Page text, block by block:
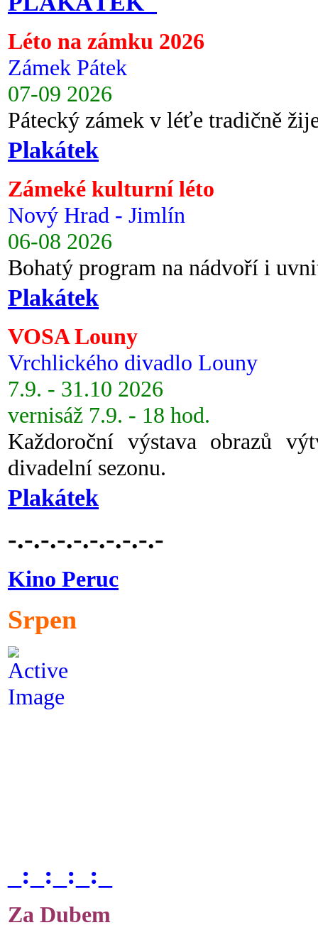
Léto na zámku 2026
Zámek Pátek
07-09 2026
Pátecký zámek v léťe tradičně
Plakátek
Zámeké kulturní léto
Nový Hrad - Jimlín
06-08 2026
Bohatý program na nádvoří i
Plakátek
VOSA Louny
Vrchlického divadlo Louny
7.9. - 31.10 2026
vernisáž 7.9. - 18 hod.
Každoroční výstava obrazů
divadelní sezonu.
Plakátek
-.-.-.-.-.-.-.-.-.-
Kino Peruc
Srpen
_:_:_:_:_
Za Dubem